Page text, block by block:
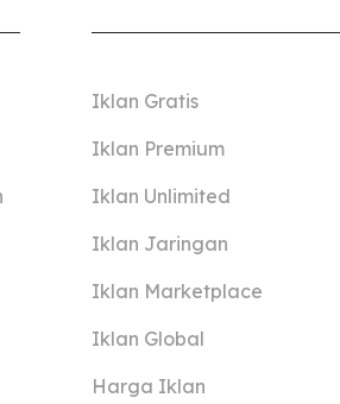
Iklan Gratis
Iklan Premium
Iklan Unlimited
Iklan Jaringan
Iklan Marketplace
Iklan Global
Harga Iklan